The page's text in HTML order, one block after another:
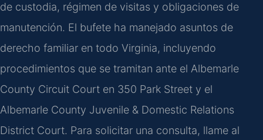
de custodia, régimen de visitas y obligaciones de
manutención. El bufete ha manejado asuntos de
derecho familiar en todo Virginia, incluyendo
procedimientos que se tramitan ante el Albemarle
County Circuit Court en 350 Park Street y el
Albemarle County Juvenile & Domestic Relations
District Court. Para solicitar una consulta, llame al